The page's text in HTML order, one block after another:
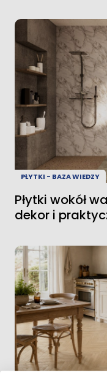
PŁYTKI - BAZA WIEDZY
Płytki wokół
dekor i